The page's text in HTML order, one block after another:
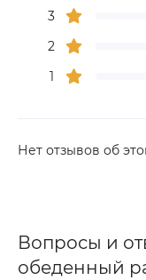
3
2
1
Нет отзывов об
Вопросы и
обеденный